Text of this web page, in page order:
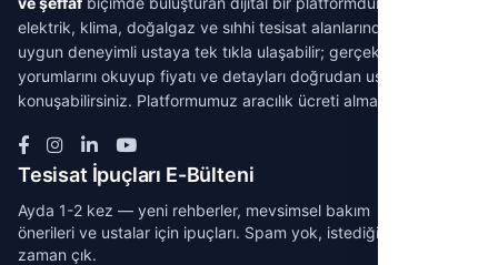
elektrik, klima, doğalgaz ve sıhhi tesisat alanlarında ihtiyacınıza
uygun deneyimli ustaya tek tıkla ulaşabilir; gerçek müşteri
yorumlarını okuyup fiyatı ve detayları doğrudan ustayla
konuşabilirsiniz. Platformumuz aracılık ücreti almaz.
Tesisat İpuçları E-Bülteni
Ayda 1-2 kez — yeni rehberler, mevsimsel bakım
önerileri ve ustalar için ipuçları. Spam yok, istediğin
zaman çık.